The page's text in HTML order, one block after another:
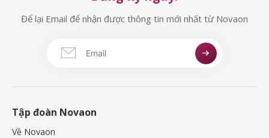
Để lại Email để nhận được thông tin mới nhất từ Novaon
Tập đoàn Novaon
Về Novaon